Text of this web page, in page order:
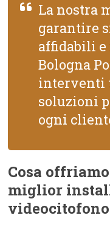
La nostra
garantire
affidabili e
Bologna
interventi
soluzioni
ogni
Cosa
miglior